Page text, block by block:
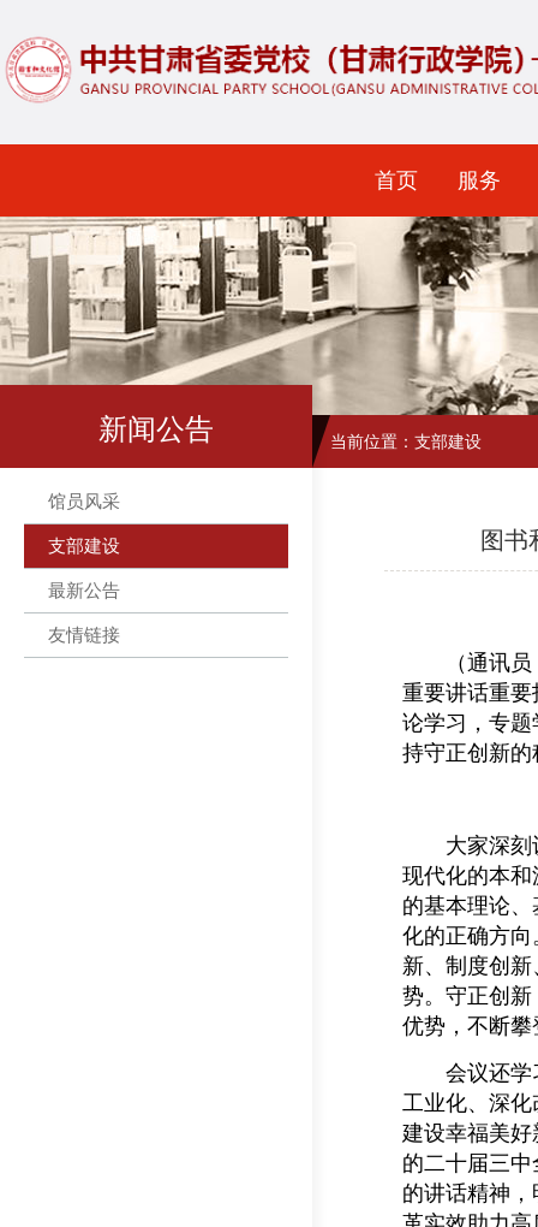
首页 服务
新闻公告
馆员风采
支部建设
最新公告
友情链接
当前位置： 支部建设
图书
（通讯员
重要讲话重
论学习，专
持守正创新
大家深刻认
现代化的本
的基本理论
化的正确方
新、制度创
势。守正创
优势，不断
会议还学习
工业化、深
建设幸福美
的二十届三
的讲话精神